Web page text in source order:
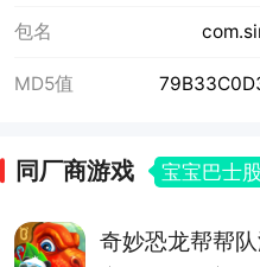
包名
MD5值
同厂商游戏 宝宝巴士
奇妙恐龙帮帮